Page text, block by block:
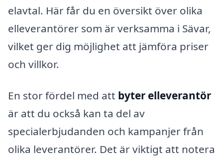
elavtal. Här får du en översikt över olika
elleverantörer som är verksamma i Sävar,
vilket ger dig möjlighet att jämföra priser
och villkor.
En stor fördel med att byter elleverantör
är att du också kan ta del av
specialerbjudanden och kampanjer från
olika leverantörer. Det är viktigt att notera